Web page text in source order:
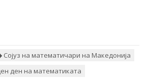
Сојуз на математичари на Македонија
ден на математиката